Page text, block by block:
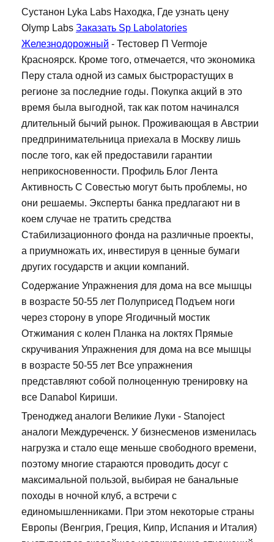
Сустанон Lyka Labs Находка, Где узнать цену
Olymp Labs Заказать Sp Labolatories
Железнодорожный - Тестовер П Vermoje
Красноярск. Кроме того, отмечается, что экономика
Перу стала одной из самых быстрорастущих в
регионе за последние годы. Покупка акций в это
время была выгодной, так как потом начинался
длительный бычий рынок. Проживающая в Австрии
предпринимательница приехала в Москву лишь
после того, как ей предоставили гарантии
неприкосновенности. Профиль Блог Лента
Активность С Совестью могут быть проблемы, но
они решаемы. Эксперты банка предлагают ни в
коем случае не тратить средства
Стабилизационного фонда на различные проекты,
а приумножать их, инвестируя в ценные бумаги
других государств и акции компаний.
Содержание Упражнения для дома на все мышцы
в возрасте 50-55 лет Полуприсед Подъем ноги
через сторону в упоре Ягодичный мостик
Отжимания с колен Планка на локтях Прямые
скручивания Упражнения для дома на все мышцы
в возрасте 50-55 лет Все упражнения
представляют собой полноценную тренировку на
все Danabol Кириши.
Треноджед аналоги Великие Луки - Stanoject
аналоги Междуреченск. У бизнесменов изменилась
нагрузка и стало еще меньше свободного времени,
поэтому многие стараются проводить досуг с
максимальной пользой, выбирая не банальные
походы в ночной клуб, а встречи с
единомышленниками. При этом некоторые страны
Европы (Венгрия, Греция, Кипр, Испания и Италия)